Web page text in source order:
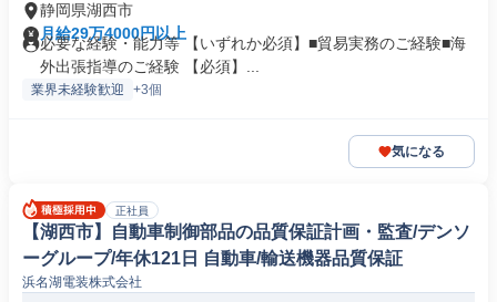
静岡県湖西市
月給29万4000円以上
必要な経験・能力等 【いずれか必須】■貿易実務のご経験■海
外出張指導のご経験 【必須】...
業界未経験歓迎 +3個
気になる
正社員
【湖西市】自動車制御部品の品質保証計画・監査/デンソ
ーグループ/年休121日 自動車/輸送機器品質保証
浜名湖電装株式会社